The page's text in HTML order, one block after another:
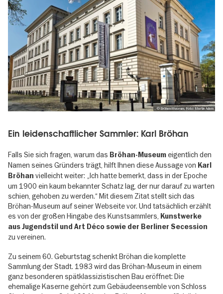
, © Bröhan-Museum, Foto: Martin Adam
Ein leidenschaftlicher Sammler: Karl Bröhan
Falls Sie sich fragen, warum das Bröhan-Museum eigentlich den
Namen seines Gründers trägt, hilft Ihnen diese Aussage von Karl
Bröhan vielleicht weiter: „Ich hatte bemerkt, dass in der Epoche
um 1900 ein kaum bekannter Schatz lag, der nur darauf zu warten
schien, gehoben zu werden.“ Mit diesem Zitat stellt sich das
Bröhan-Museum auf seiner Webseite vor. Und tatsächlich erzählt
es von der großen Hingabe des Kunstsammlers, Kunstwerke
aus Jugendstil und Art Déco sowie der Berliner Secession
zu vereinen.
Zu seinem 60. Geburtstag schenkt Bröhan die komplette
Sammlung der Stadt. 1983 wird das Bröhan-Museum in einem
ganz besonderen spätklassizistischen Bau eröffnet: Die
ehemalige Kaserne gehört zum Gebäudeensemble von Schloss